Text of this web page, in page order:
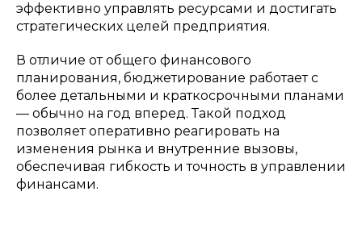
эффективно управлять ресурсами и достигать
стратегических целей предприятия.
В отличие от общего финансового
планирования, бюджетирование работает с
более детальными и краткосрочными планами
— обычно на год вперед. Такой подход
позволяет оперативно реагировать на
изменения рынка и внутренние вызовы,
обеспечивая гибкость и точность в управлении
финансами.